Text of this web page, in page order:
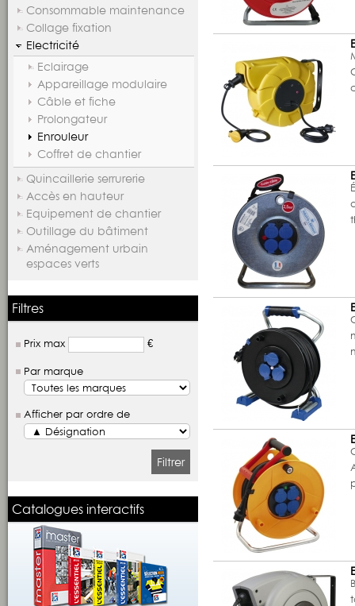
Consommable maintenance
Collage fixation
Electricité
Eclairage
Appareillage modulaire
Câble et fiche
Prolongateur
Enrouleur
Coffret de chantier
Quincaillerie serrurerie
Accès en hauteur
Equipement de chantier
Outillage du bâtiment
Aménagement urbain
espaces verts
Filtres
Prix max €
Par marque
Afficher par ordre de
Filtrer
Catalogues interactifs